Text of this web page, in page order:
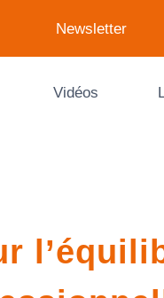
Newsletter
Vidéos